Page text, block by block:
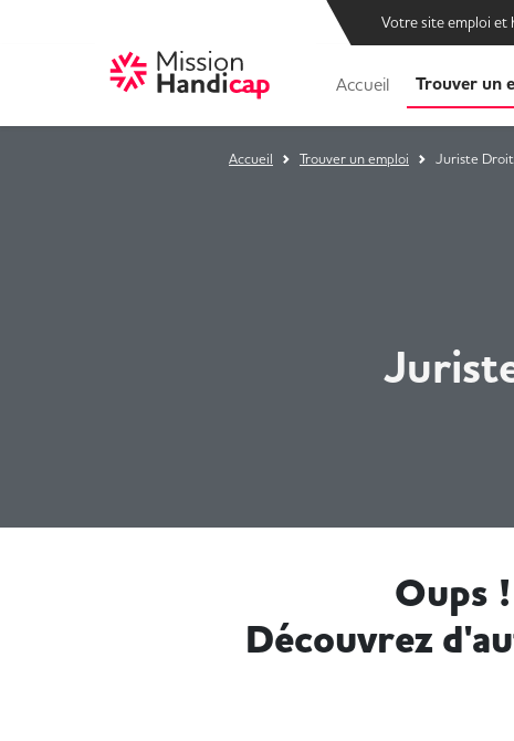
Votre site emploi et
Accueil Trouver un
Accueil Trouver un emploi Juriste
Oups
Découvrez